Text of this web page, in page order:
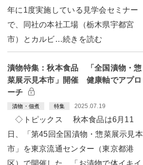
年に1度実施している見学会セミナー
で、同社の本社工場（栃木県宇都宮
市）とカルビ…続きを読む
漬物特集：秋本食品 「全国漬物・惣
菜展示見本市」開催 健康軸でアプロ
ーチ
漬物・佃煮 特集 2025.07.19
◇トピックス 秋本食品は6月11
日、「第45回全国漬物・惣菜展示見本
市」を東京流通センター（東京都港
区）で開催した。「お漬物で体イキイ